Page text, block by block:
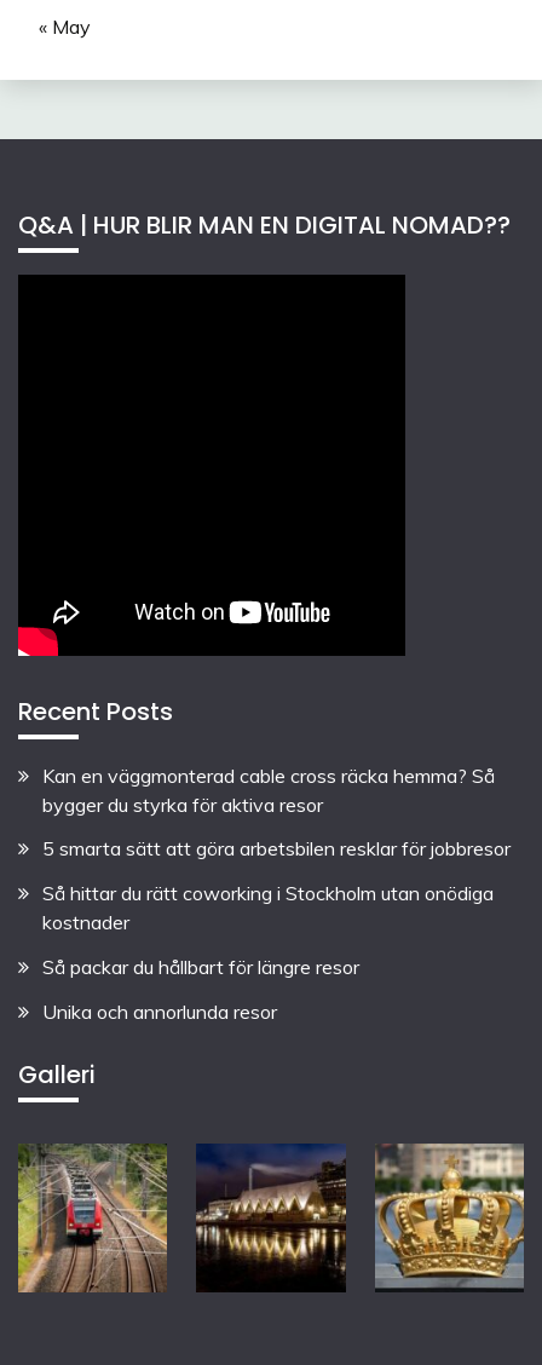
« May
Q&A | HUR BLIR MAN EN DIGITAL NOMAD??
Recent Posts
Kan en väggmonterad cable cross räcka hemma? Så
bygger du styrka för aktiva resor
5 smarta sätt att göra arbetsbilen resklar för jobbresor
Så hittar du rätt coworking i Stockholm utan onödiga
kostnader
Så packar du hållbart för längre resor
Unika och annorlunda resor
Galleri